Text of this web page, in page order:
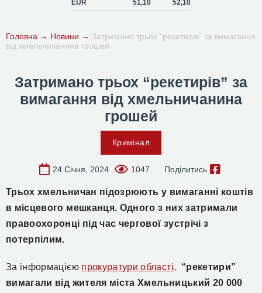
EUR 51,10 52,10
Головна → Новини → Затримано трьох “рекетирів” за вимагання
від хмельничанина грошей
Затримано трьох “рекетирів” за
вимагання від хмельничанина
грошей
Кримінал
24 Січня, 2024 1047 Поділитись
Трьох хмельничан підозрюють у вимаганні коштів
в місцевого мешканця. Одного з них затримали
правоохоронці під час чергової зустрічі з
потерпілим.
За інформацією прокуратури області, “рекетири”
вимагали від жителя міста Хмельницький 20 000